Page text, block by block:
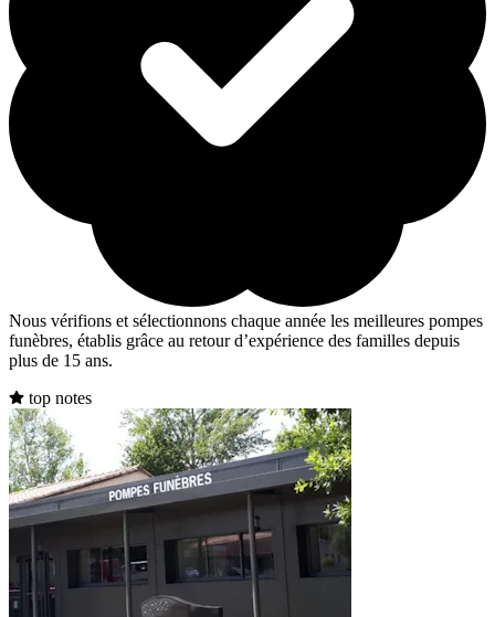
Nous vérifions et sélectionnons chaque année les meilleures pompes
funèbres, établis grâce au retour d’expérience des familles depuis
plus de 15 ans.
top notes